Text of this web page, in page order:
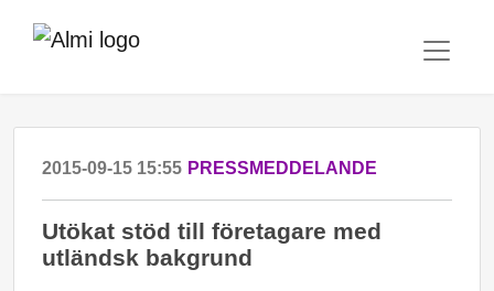
2015-09-15 15:55 PRESSMEDDELANDE
Utökat stöd till företagare med
utländsk bakgrund